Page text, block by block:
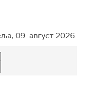
09. август 2026.